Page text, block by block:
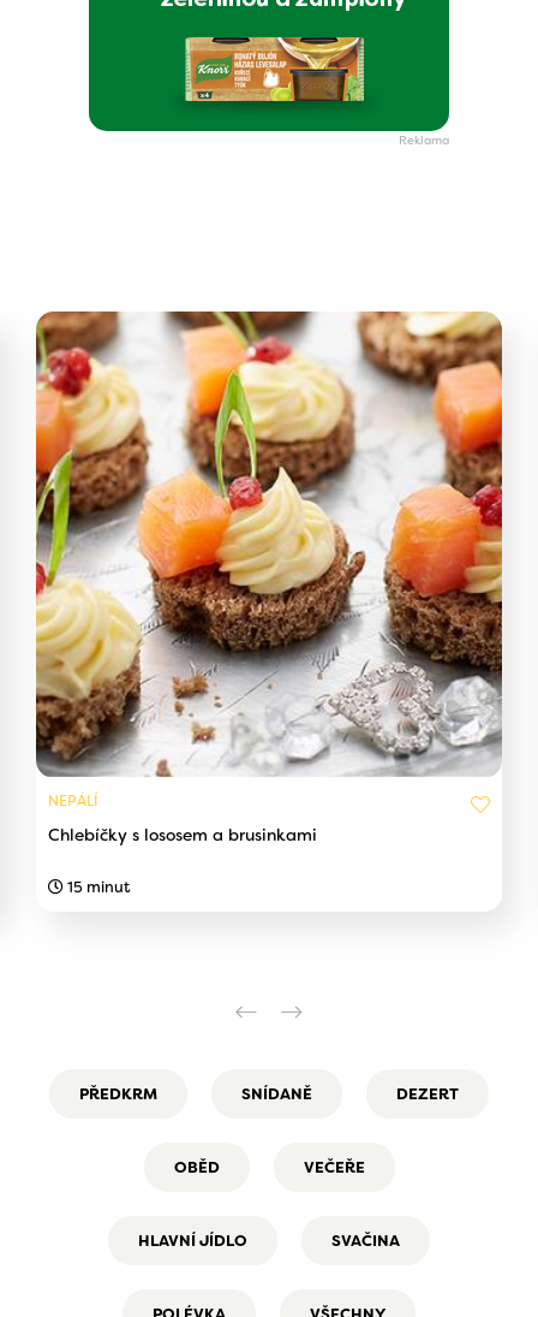
NEPÁLÍ
Chlebíčky s lososem a brusinkami
15 minut
PŘEDKRM SNÍDANĚ DEZERT
OBĚD VEČEŘE
HLAVNÍ JÍDLO SVAČINA